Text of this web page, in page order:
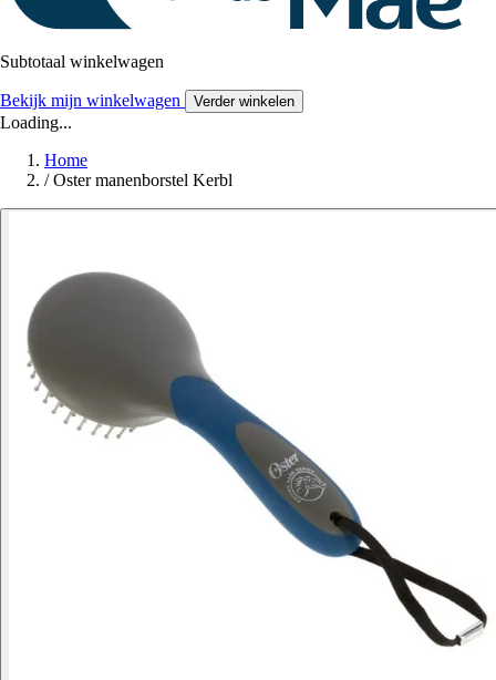
Subtotaal winkelwagen
Bekijk mijn winkelwagen Verder winkelen
Loading...
Home
/ Oster manenborstel Kerbl